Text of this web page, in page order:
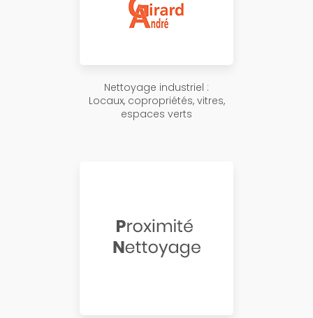
Nettoyage industriel :
Locaux, copropriétés, vitres,
espaces verts